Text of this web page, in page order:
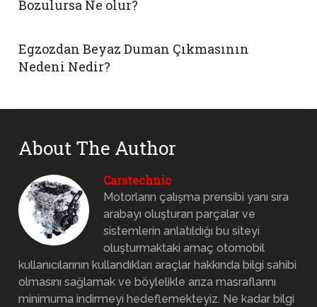
Bozulursa Ne olur?
Egzozdan Beyaz Duman Çıkmasının
Nedeni Nedir?
About The Author
Carstechnic
Motorların çalışma prensibi yanı sıra
arabayı oluşturan parçalar ve
sistemlerin anlatıldığı bu siteyi
oluşturmaktaki amaç otomobil
kullanıcılarının kullandıkları araçlar hakkında bilgi sahibi
olmasını sağlamak ve böylelikle arıza masraflarını
minimuma indirmeyi hedeflemekteyiz. Ne kadar bilgi